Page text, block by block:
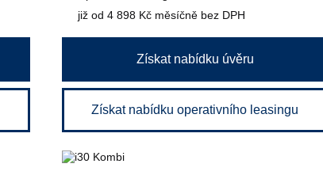
již od 4 898 Kčměsíčně bez DPH
Získat nabídku úvěru
Získat nabídku operativního leasingu